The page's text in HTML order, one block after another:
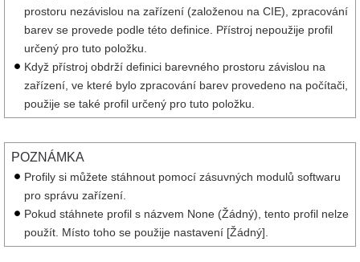
prostoru nezávislou na zařízení (založenou na CIE), zpracování
barev se provede podle této definice. Přístroj nepoužije profil
určený pro tuto položku.
Když přístroj obdrží definici barevného prostoru závislou na
zařízení, ve které bylo zpracování barev provedeno na počítači,
použije se také profil určený pro tuto položku.
POZNÁMKA
Profily si můžete stáhnout pomocí zásuvných modulů softwaru
pro správu zařízení.
Pokud stáhnete profil s názvem None (Žádný), tento profil nelze
použít. Místo toho se použije nastavení [Žádný].